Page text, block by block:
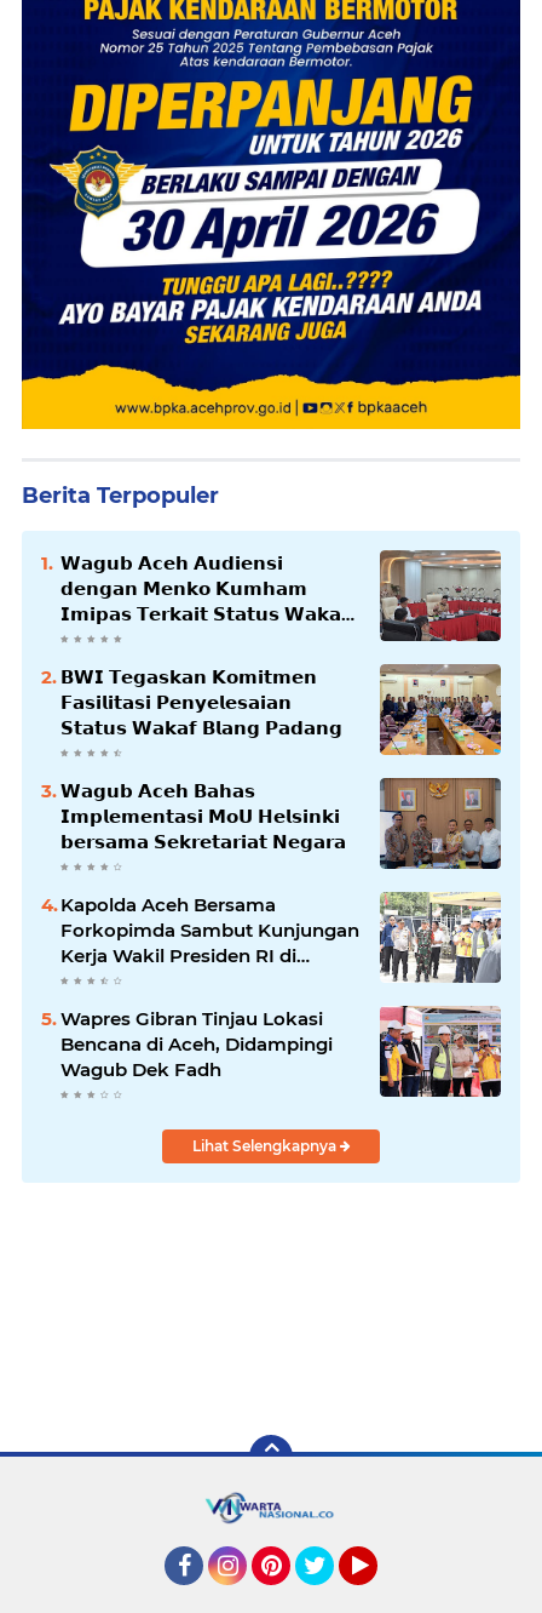
Berita Terpopuler
𝗪𝗮𝗴𝘂𝗯 𝗔𝗰𝗲𝗵 𝗔𝘂𝗱𝗶𝗲𝗻𝘀𝗶
𝗱𝗲𝗻𝗴𝗮𝗻 𝗠𝗲𝗻𝗸𝗼 𝗞𝘂𝗺𝗵𝗮𝗺
𝗜𝗺𝗶𝗽𝗮𝘀 𝗧𝗲𝗿𝗸𝗮𝗶𝘁 𝗦𝘁𝗮𝘁𝘂𝘀 𝗪𝗮𝗸𝗮𝗳
𝗕𝗹𝗮𝗻𝗴𝗽𝗮𝗱𝗮𝗻𝗴
𝗕𝗪𝗜 𝗧𝗲𝗴𝗮𝘀𝗸𝗮𝗻 𝗞𝗼𝗺𝗶𝘁𝗺𝗲𝗻
𝗙𝗮𝘀𝗶𝗹𝗶𝘁𝗮𝘀𝗶 𝗣𝗲𝗻𝘆𝗲𝗹𝗲𝘀𝗮𝗶𝗮𝗻
𝗦𝘁𝗮𝘁𝘂𝘀 𝗪𝗮𝗸𝗮𝗳 𝗕𝗹𝗮𝗻𝗴 𝗣𝗮𝗱𝗮𝗻𝗴
𝗪𝗮𝗴𝘂𝗯 𝗔𝗰𝗲𝗵 𝗕𝗮𝗵𝗮𝘀
𝗜𝗺𝗽𝗹𝗲𝗺𝗲𝗻𝘁𝗮𝘀𝗶 𝗠𝗼𝗨 𝗛𝗲𝗹𝘀𝗶𝗻𝗸𝗶
𝗯𝗲𝗿𝘀𝗮𝗺𝗮 𝗦𝗲𝗸𝗿𝗲𝘁𝗮𝗿𝗶𝗮𝘁 𝗡𝗲𝗴𝗮𝗿𝗮
Kapolda Aceh Bersama
Forkopimda Sambut Kunjungan
Kerja Wakil Presiden RI di
Kabupaten Bireuen
Wapres Gibran Tinjau Lokasi
Bencana di Aceh, Didampingi
Wagub Dek Fadh
Lihat Selengkapnya